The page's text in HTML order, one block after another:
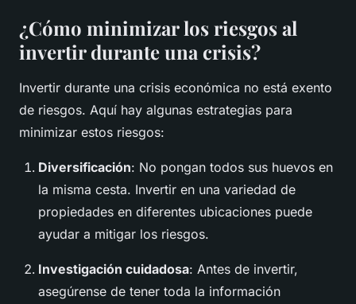
¿Cómo minimizar los riesgos al
invertir durante una crisis?
Invertir durante una crisis económica no está exento
de riesgos. Aquí hay algunas estrategias para
minimizar estos riesgos:
Diversificación: No pongan todos sus huevos en
la misma cesta. Invertir en una variedad de
propiedades en diferentes ubicaciones puede
ayudar a mitigar los riesgos.
Investigación cuidadosa: Antes de invertir,
asegúrense de tener toda la información